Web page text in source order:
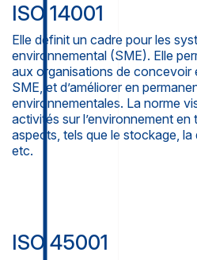
ISO 14001
Elle définit un cadre pour les
environnemental (SME). Elle
aux organisations de
SME, et d’améliorer en
environnementales. La norme
activités sur l’environnement
aspects, tels que le stockage,
etc.
ISO 45001